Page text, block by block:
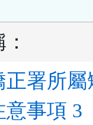
正署所
事項 3